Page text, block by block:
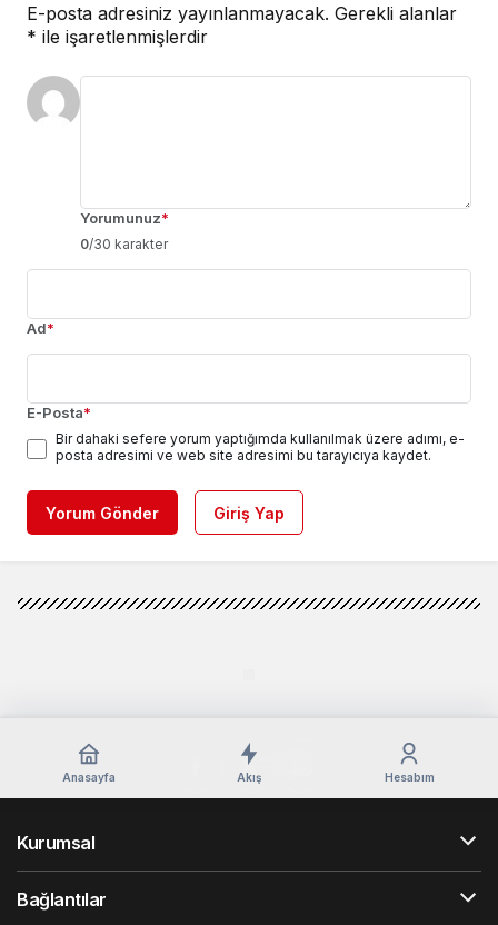
E-posta adresiniz yayınlanmayacak. Gerekli alanlar
* ile işaretlenmişlerdir
Yorumunuz*
0/30 karakter
Ad*
E-Posta*
Bir dahaki sefere yorum yaptığımda kullanılmak üzere adımı, e-
posta adresimi ve web site adresimi bu tarayıcıya kaydet.
Yorum Gönder Giriş Yap
Anasayfa Akış Hesabım
Kurumsal
Bağlantılar